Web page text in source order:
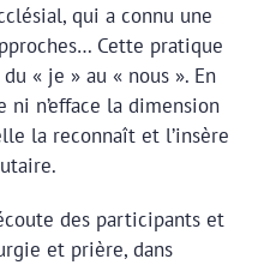
qui a connu une
Cette pratique
« je » au « nous ». En
n’efface la dimension
la reconnaît et l’insère
des participants et
et prière, dans